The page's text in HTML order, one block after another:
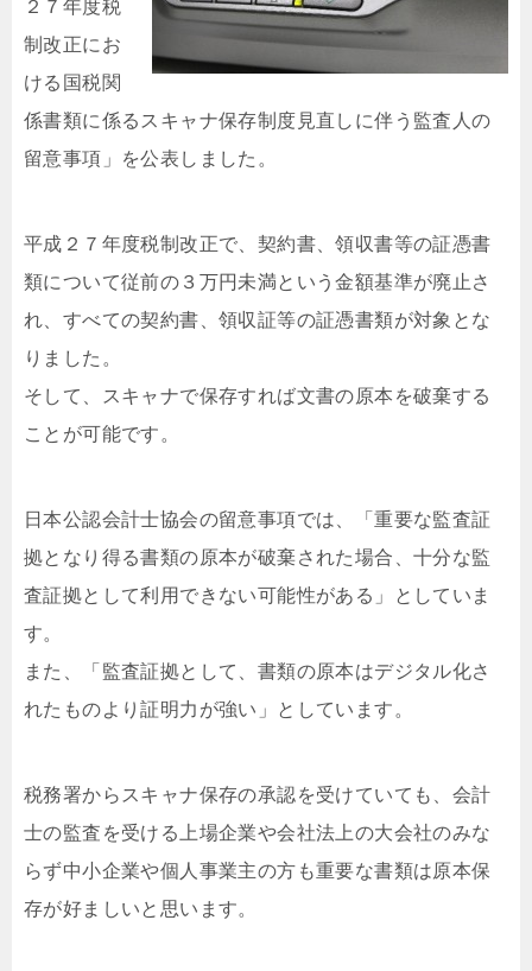
２７年度税
制改正にお
ける国税関
係書類に係るスキャナ保存制度見直しに伴う監査人の
留意事項」を公表しました。
平成２７年度税制改正で、契約書、領収書等の証憑書
類について従前の３万円未満という金額基準が廃止さ
れ、すべての契約書、領収証等の証憑書類が対象とな
りました。
そして、スキャナで保存すれば文書の原本を破棄する
ことが可能です。
日本公認会計士協会の留意事項では、「重要な監査証
拠となり得る書類の原本が破棄された場合、十分な監
査証拠として利用できない可能性がある」としていま
す。
また、「監査証拠として、書類の原本はデジタル化さ
れたものより証明力が強い」としています。
税務署からスキャナ保存の承認を受けていても、会計
士の監査を受ける上場企業や会社法上の大会社のみな
らず中小企業や個人事業主の方も重要な書類は原本保
存が好ましいと思います。